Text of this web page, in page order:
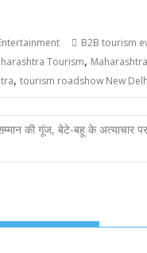
B2B tourism
Tourism,
, tourism roadshow New
की गूंज, बेटे-बहू के अत्याचार पर